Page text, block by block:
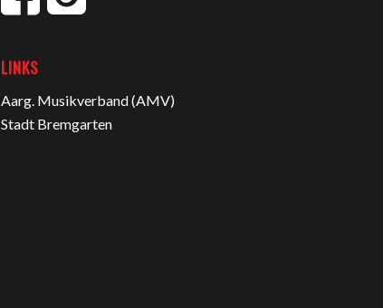
LINKS
Aarg. Musikverband (AMV)
Stadt Bremgarten